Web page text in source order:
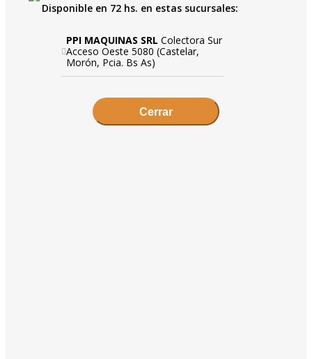
Disponible en 72 hs. en estas sucursales:
PPI MAQUINAS SRL Colectora Sur
Acceso Oeste 5080 (Castelar,
Morón, Pcia. Bs As)
Cerrar